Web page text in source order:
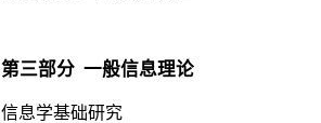
第三部分 一般信息理论
信息学基础研究